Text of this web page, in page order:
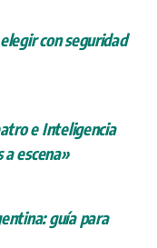
con seguridad
e Inteligencia
escena»
guía para